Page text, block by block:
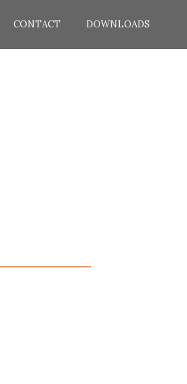
CONTACT DOWNLOADS